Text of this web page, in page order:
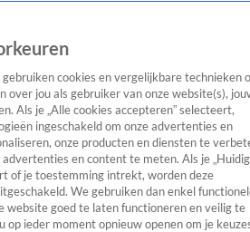
TV Algemeen
Tip
cookies en vergelijkbare technieken
over jou als gebruiker van onze website(s),
Als je „Alle cookies accepteren” selecteert,
ingeschakeld om onze advertenties en
onze producten en diensten te
en content te meten. Als je
of je toestemming intrekt, worden deze
We gebruiken dan enkel
website goed te laten functioneren en veilig te
op ieder moment opnieuw openen om je